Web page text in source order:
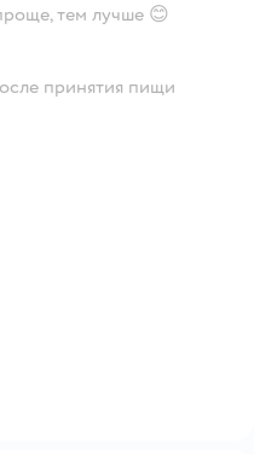
тем лучше 😊
принятия пищи